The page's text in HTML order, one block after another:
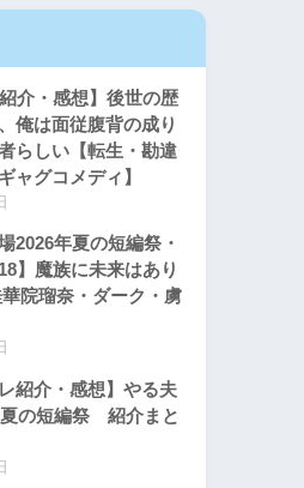
紹介・感想】後世の歴
俺は面従腹背の成り
らしい【転生・勘違
ャグコメディ】
2026年夏の短編祭・
】魔族に未来はあり
院瑠奈・ダーク・虜
紹介・感想】やる夫
夏の短編祭 紹介まと